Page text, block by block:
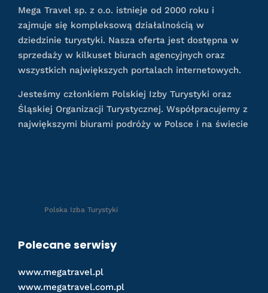
Mega Travel sp. z o.o. istnieje od 2000 roku i
zajmuje się kompleksową działalnością w
dziedzinie turystyki. Nasza oferta jest dostępna w
sprzedaży w kilkuset biurach agencyjnych oraz
wszystkich największych portalach internetowych.
Jesteśmy członkiem Polskiej Izby Turystyki oraz
Śląskiej Organizacji Turystycznej. Współpracujemy z
największymi biurami podróży w Polsce i na świecie
Polska Izba Turystyki
Polecane serwisy
www.megatravel.pl
www.megatravel.com.pl